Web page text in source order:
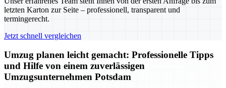
letzten Karton zur Seite – professionell, transparent und
termingerecht.
Jetzt schnell vergleichen
Umzug planen leicht gemacht: Professionelle Tipps
und Hilfe von einem zuverlässigen
Umzugsunternehmen Potsdam